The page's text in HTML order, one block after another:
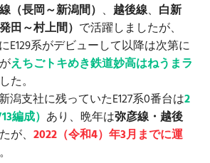
（長岡～新潟間） 、 越後線、 白新
田～村上間） で活躍しましたが、
E129系がデビューして以降は次第に
えちごトキめき鉄道妙高はねうまラ
た。
潟支社に残っていたE127系0番台は2
編成） あり、晩年は弥彦線・越後
が、 2022（令和4）年3月までに運